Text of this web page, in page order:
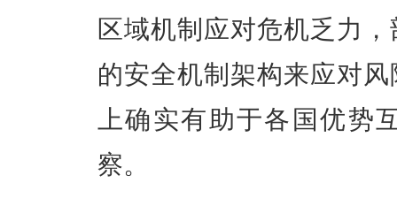
区域机制应对危机乏力
的安全机制架构来应对
上确实有助于各国优势
察。